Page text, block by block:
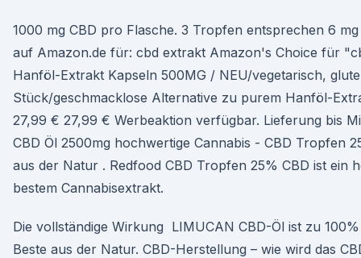
1000 mg CBD pro Flasche. 3 Tropfen entsprechen 6
auf Amazon.de für: cbd extrakt Amazon's Choice für
Hanföl-Extrakt Kapseln 500MG / NEU/vegetarisch,
Stück/geschmacklose Alternative zu purem Hanföl-
27,99 € 27,99 € Werbeaktion verfügbar. Lieferung bis
CBD Öl 2500mg hochwertige Cannabis - CBD Tropfen
aus der Natur . Redfood CBD Tropfen 25% CBD ist ein
bestem Cannabisextrakt.
Die vollständige Wirkung LIMUCAN CBD-Öl ist zu
Beste aus der Natur. CBD-Herstellung – wie wird das